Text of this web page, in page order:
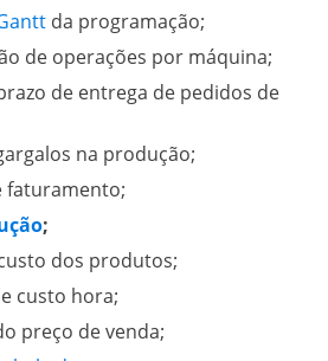
da programação;
de operações por máquina;
de entrega de pedidos de
na produção;
faturamento;
;
dos produtos;
custo hora;
preço de venda;